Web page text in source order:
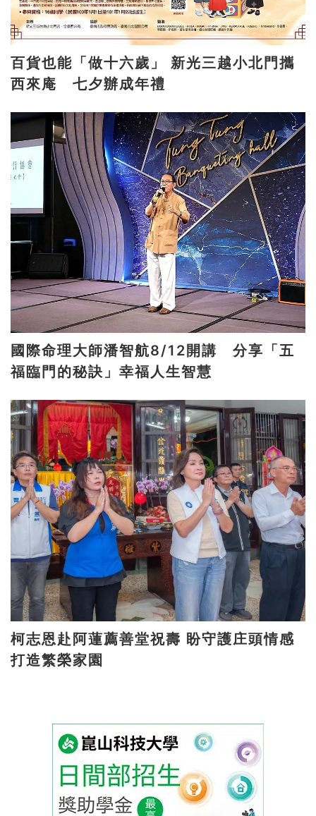
百貨也能「做十六歲」 新光三越小北門攜
西來庵 七夕辦成年禮
國際命理大師潘智航8/12開講 分享「五
福臨門的秘訣」幸福人生智慧
柯志恩赴阿蓮薦善堂祝壽 盼守護庄頭情感
打造繁榮家園